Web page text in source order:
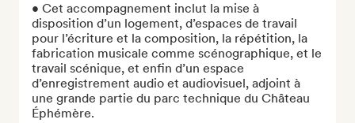
• Cet accompagnement inclut la mise à
disposition d’un logement, d’espaces de travail
pour l’écriture et la composition, la répétition, la
fabrication musicale comme scénographique, et le
travail scénique, et enfin d’un espace
d’enregistrement audio et audiovisuel, adjoint à
une grande partie du parc technique du Château
Éphémère.